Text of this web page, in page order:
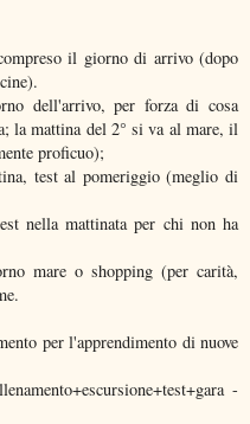
il giorno di arrivo (dopo
dell'arrivo, per forza di cosa
la mattina del 2° si va al mare, il
proficuo);
test al pomeriggio (meglio di
nella mattinata per chi non ha
mare o shopping (per carità,
per l'apprendimento di nuove
-